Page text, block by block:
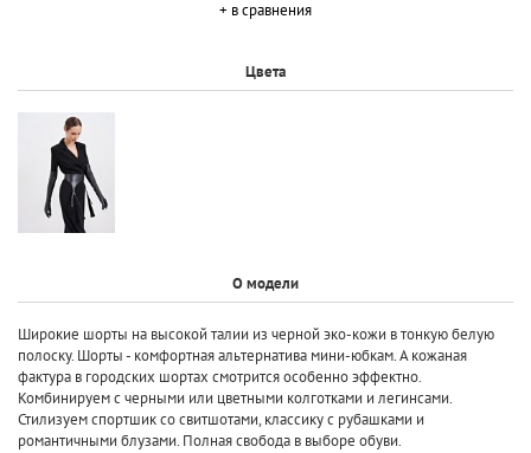
+ в сравнения
Цвета
О модели
Широкие шорты на высокой талии из черной эко-кожи в тонкую белую
полоску. Шорты - комфортная альтернатива мини-юбкам. А кожаная
фактура в городских шортах смотрится особенно эффектно.
Комбинируем с черными или цветными колготками и легинсами.
Стилизуем спортшик со свитшотами, классику с рубашками и
романтичными блузами. Полная свобода в выборе обуви.